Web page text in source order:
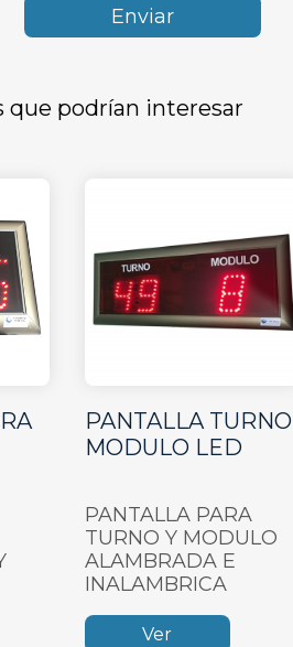
que podrían interesar
PANTALLA TURNO
MODULO LED
PANTALLA PARA
TURNO Y MODULO
ALAMBRADA E
INALAMBRICA
Ver